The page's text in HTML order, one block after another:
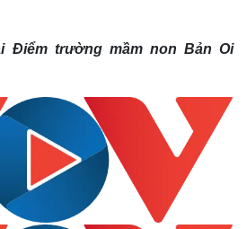
Điểm trường mầm non Bản Oi